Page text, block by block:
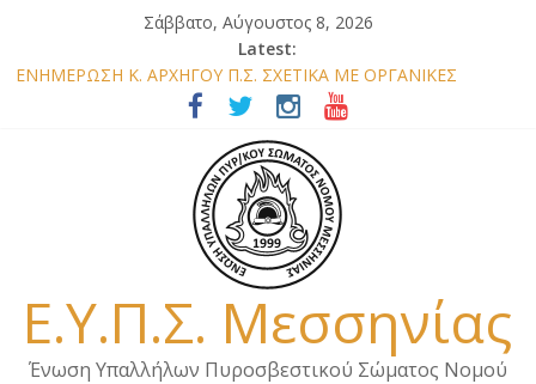
Σάββατο, Αύγουστος 8, 2026
Latest:
ΕΝΗΜΕΡΩΣΗ Κ. ΑΡΧΗΓΟΥ Π.Σ. ΣΧΕΤΙΚΑ ΜΕ ΟΡΓΑΝΙΚΕΣ
ΘΕΣΕΙΣ ΝΟΜΟΥ ΜΕΣΣΗΝΙΑΣ 2026
ΕΝΗΜΕΡΩΣΗ ΜΕΛΩΝ – ΕΠΙΣΚΕΨΗ ΕΝΩΣΗΣ ΣΕ ΥΠΗΡΕΣΙΕΣ ΚΑΙ
ΚΛΙΜΑΚΙΑ ΤΟΥ ΝΟΜΟΥ ΜΑΣ
ΕΝΗΜΕΡΩΣΗ ΜΕΛΩΝ ΓΙΑ ΕΠΙΣΚΕΨΕΙΣ ΣΩΜΑΤΕΙΟΥ
ΕΝΗΜΕΡΩΣΗ ΜΕΛΩΝ – ΕΠΙΣΚΕΨΗ ΣΤΗΝ Π.Υ. Α/Δ ΚΑΛΑΜΑΤΑΣ
ΕΠΙΣΤΟΛΗ ΓΙΑ ΣΧΕΔΙΟ ΔΑΣΩΝ 2026
Ε.Υ.Π.Σ. Μεσσηνίας
Ένωση Υπαλλήλων Πυροσβεστικού Σώματος Νομού